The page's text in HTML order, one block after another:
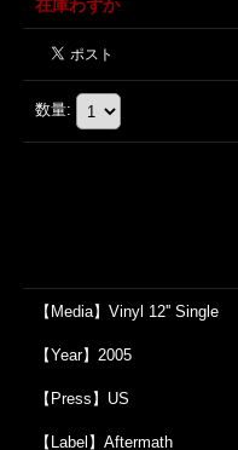
在庫わずか
数量:
【Media】Vinyl 12'' Single
【Year】2005
【Press】US
【Label】Aftermath